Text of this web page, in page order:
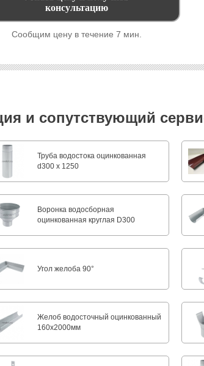
Сообщим цену в течение 7 мин.
и сопутствующий
Труба водостока оцинкованная
d300 х 1250
Воронка водосборная
оцинкованная круглая D300
Угол желоба 90°
Желоб водосточный оцинкованный
160х2000мм